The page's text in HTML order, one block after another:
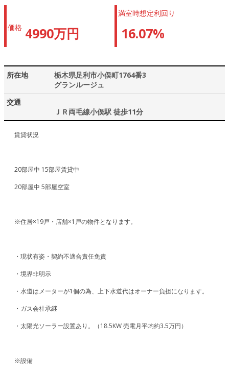
価格 4990万円
満室時想定利回り
16.07%
所在地
栃木県足利市小俣町1764番3
グランルージュ
交通
ＪＲ両毛線小俣駅 徒歩11分
賃貸状況
20部屋中 15部屋賃貸中
20部屋中 5部屋空室
※住居×19戸・店舗×1戸の物件となります。
・現状有姿・契約不適合責任免責
・境界非明示
・水道はメーターが1個の為、上下水道代はオーナー負担になります。
・ガス会社承継
・太陽光ソーラー設置あり。（18.5KW 売電月平均約3.5万円）
※設備